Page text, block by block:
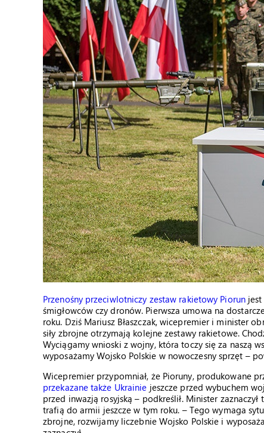
Przenośny przeciwlotniczy zestaw rakietowy Piorunjest
śmigłowców czy dronów. Pierwsza umowa na
roku. Dziś Mariusz Błaszczak, wicepremier i minister
siły zbrojne otrzymają kolejne zestawy rakietowe.
Wyciągamy wnioski z wojny, która toczy się za naszą
wyposażamy Wojsko Polskie w nowoczesny sprzęt –
Wicepremier przypomniał, że Pioruny, produkowane
przekazane także Ukrainie jeszcze przed wybuchem
przed inwazją rosyjską – podkreślił. Minister
trafią do armii jeszcze w tym roku. – Tego wymaga
zbrojne, rozwijamy liczebnie Wojsko Polskie i